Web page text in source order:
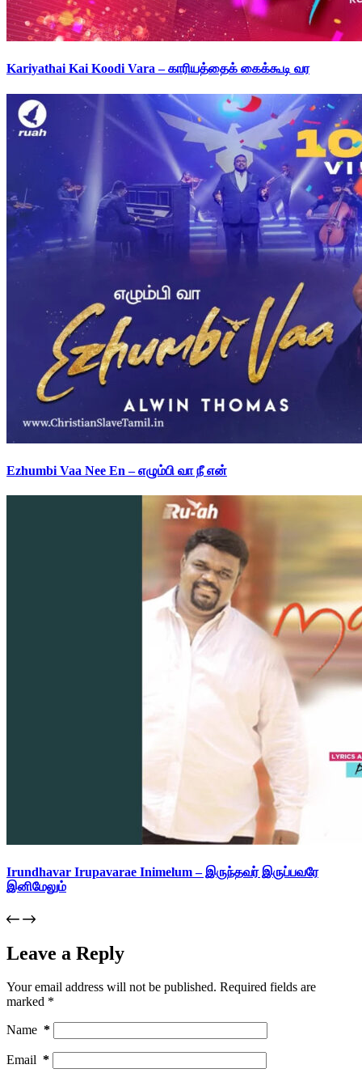
Kariyathai Kai Koodi Vara – காரியத்தைக் கைக்கூடி வர
Ezhumbi Vaa Nee En – எழும்பி வா நீ என்
Irundhavar Irupavarae Inimelum – இருந்தவர் இருப்பவரே
இனிமேலும்
Leave a Reply
Your email address will not be published. Required fields are
marked *
Name *
Email *